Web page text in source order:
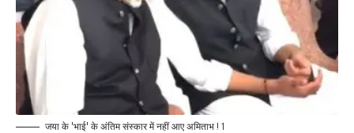
जया के 'भाई' के अंतिम संस्कार में नहीं आए अमिताभ ! 1